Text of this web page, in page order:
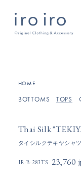
HOME
BOTTOMS TOPS
Thai Silk
タイシルクテキヤシャ
IR-B-283TS 23,760